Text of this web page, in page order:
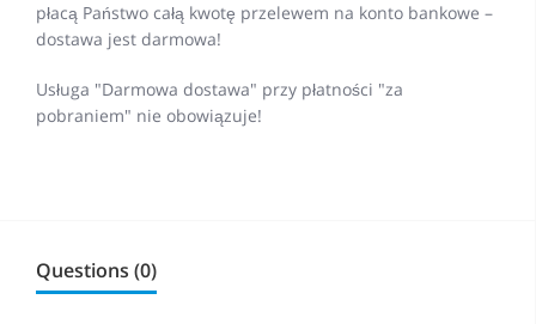
płacą Państwo całą kwotę przelewem na konto bankowe –
dostawa jest darmowa!
Usługa "Darmowa dostawa" przy płatności "za
pobraniem" nie obowiązuje!
Questions (0)